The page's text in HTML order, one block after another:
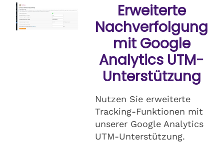
Erweiterte
Nachverfolgung
mit Google
Analytics UTM-
Unterstützung
Nutzen Sie erweiterte
Tracking-Funktionen mit
unserer Google Analytics
UTM-Unterstützung.